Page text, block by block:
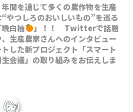
間を通じて多くの農作物を生産
やつしろのおいしいもの”を巡る
白柚
」！！ Twitterで話題
生産農家さんへのインタビュー
した新プロジェクト「スマート
会議」の取り組みをお伝えしま